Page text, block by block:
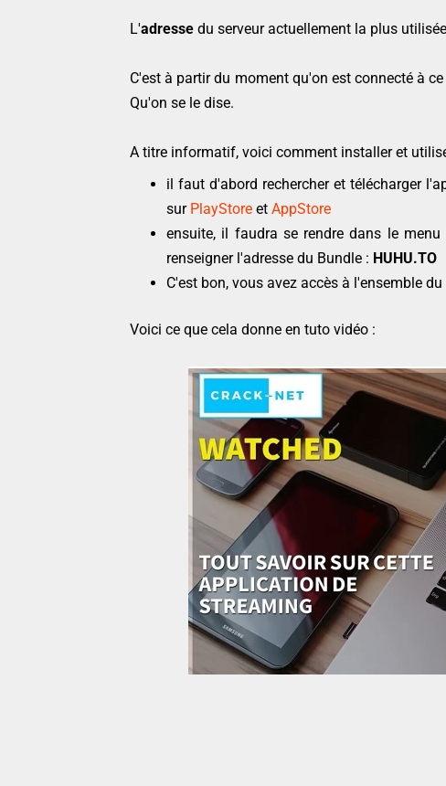
L'adresse du serveur actuellement la plus
C'est à partir du moment qu'on est connecté à
Qu'on se le dise.
A titre informatif, voici comment installer et
il faut d'abord rechercher et télécharger
sur PlayStore et AppStore
ensuite, il faudra se rendre dans le menu
renseigner l'adresse du Bundle : HUHU.TO
C'est bon, vous avez accès à l'ensemble
Voici ce que cela donne en tuto vidéo :